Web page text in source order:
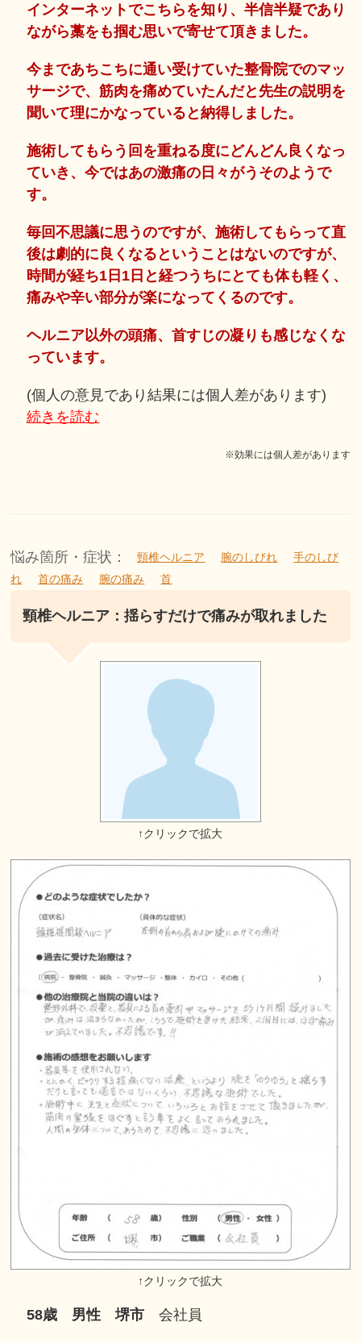
インターネットでこちらを知り、半信半疑であり
ながら藁をも掴む思いで寄せて頂きました。
今まであちこちに通い受けていた整骨院でのマッ
サージで、筋肉を痛めていたんだと先生の説明を
聞いて理にかなっていると納得しました。
施術してもらう回を重ねる度にどんどん良くなっ
ていき、今ではあの激痛の日々がうそのようで
す。
毎回不思議に思うのですが、施術してもらって直
後は劇的に良くなるということはないのですが、
時間が経ち1日1日と経つうちにとても体も軽く、
痛みや辛い部分が楽になってくるのです。
ヘルニア以外の頭痛、首すじの凝りも感じなくな
っています。
(個人の意見であり結果には個人差があります)
続きを読む
※効果には個人差があります
悩み箇所・症状： 頸椎ヘルニア 腕のしびれ
手のしび
れ
首の痛み 腕の痛み 首
頸椎ヘルニア：揺らすだけで痛みが取れました
58歳 男性堺市 会社員